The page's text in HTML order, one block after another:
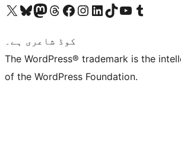
Visit our X (formerly Twitter) account
ہمارے بلیواسکائی اکاؤنٹ پر جائیں
Visit our Mastodon account
ہمارے ٹھریڈز اکاؤنٹ پر جائیں
Visit our Facebook page
Visit our Instagram account
Visit our LinkedIn account
ہمارے ٹک ٹاک اکاؤنٹ پر جائیں
Visit our YouTube channel
ہمارے ٹمبلر اکاؤنٹ پر جائیں
کوڈ شاعری ہے۔
The WordPress® trademark is the
of the WordPress Foundation.